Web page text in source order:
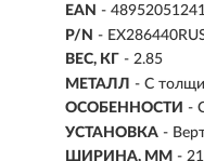
EAN -
P/N -
ВЕС, КГ - 2.85
МЕТАЛЛ - С
ОСОБЕННОСТИ -
УСТАНОВКА -
ШИРИНА, ММ -